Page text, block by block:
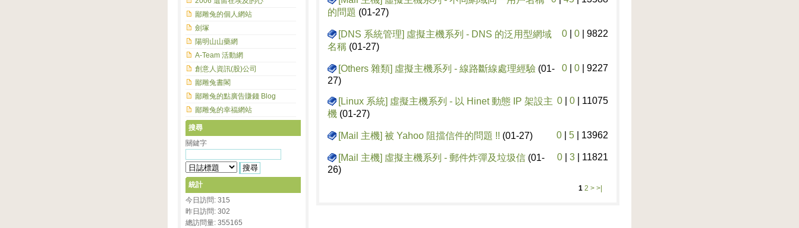
的問題 (01-27)
[DNS 系統管理] 虛擬主機系列 - DNS 的泛用型網域
名稱 (01-27)
0 0 9822
[Others 雜類] 虛擬主機系列 - 線路斷線處理經驗 (01-
27)
0 0 9227
[Linux 系統] 虛擬主機系列 - 以 Hinet 動態 IP 架設主
機 (01-27)
0 0 11075
[Mail 主機] 被 Yahoo 阻擋信件的問題 !! (01-27) 0 5 13962
[Mail 主機] 虛擬主機系列 - 郵件炸彈及垃圾信 (01-
26)
0 3 11821
1 2 > >|
鄙雕兔的個人網站
劍塚
陽明山山藥網
A-Team 活動網
創意人資訊(股)公司
鄙雕兔書閣
鄙雕兔的點廣告賺錢 Blog
鄙雕兔的幸福網站
搜尋
關鍵字
統計
今日訪問: 315
昨日訪問: 302
總訪問量: 355165